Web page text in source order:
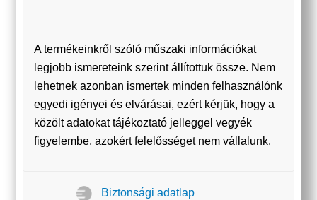
A termékeinkről szóló műszaki információkat
legjobb ismereteink szerint állítottuk össze. Nem
lehetnek azonban ismertek minden felhasználónk
egyedi igényei és elvárásai, ezért kérjük, hogy a
közölt adatokat tájékoztató jelleggel vegyék
figyelembe, azokért felelősséget nem vállalunk.
Biztonsági adatlap